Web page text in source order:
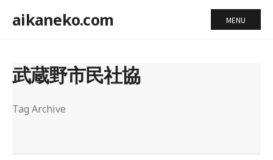
aikaneko.com MENU
武蔵野市民社協
Tag Archive